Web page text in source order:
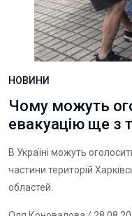
НОВИНИ
Чому можуть
евакуацію ще з
В Україні можуть
частини територій
областей.